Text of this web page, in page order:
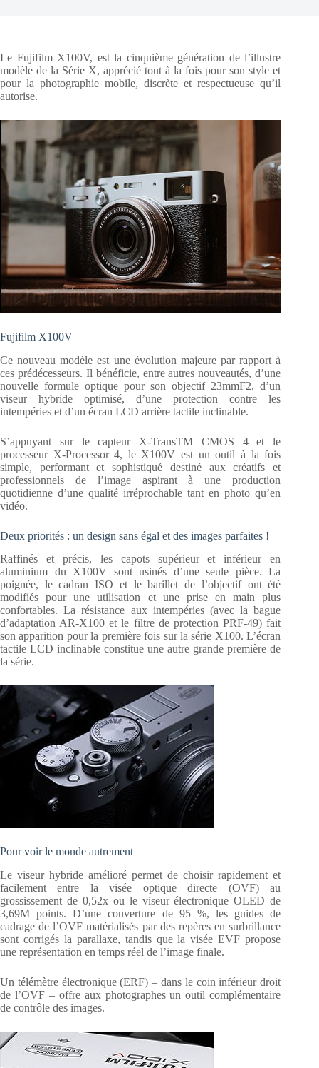
Le Fujifilm X100V, est la cinquième génération de l’illustre
modèle de la Série X, apprécié tout à la fois pour son style et
pour la photographie mobile, discrète et respectueuse qu’il
autorise.
Fujifilm X100V
Ce nouveau modèle est une évolution majeure par rapport à
ces prédécesseurs. Il bénéficie, entre autres nouveautés, d’une
nouvelle formule optique pour son objectif 23mmF2, d’un
viseur hybride optimisé, d’une protection contre les
intempéries et d’un écran LCD arrière tactile inclinable.
S’appuyant sur le capteur X-TransTM CMOS 4 et le
processeur X-Processor 4, le X100V est un outil à la fois
simple, performant et sophistiqué destiné aux créatifs et
professionnels de l’image aspirant à une production
quotidienne d’une qualité irréprochable tant en photo qu’en
vidéo.
Deux priorités : un design sans égal et des images parfaites !
Raffinés et précis, les capots supérieur et inférieur en
aluminium du X100V sont usinés d’une seule pièce. La
poignée, le cadran ISO et le barillet de l’objectif ont été
modifiés pour une utilisation et une prise en main plus
confortables. La résistance aux intempéries (avec la bague
d’adaptation AR-X100 et le filtre de protection PRF-49) fait
son apparition pour la première fois sur la série X100. L’écran
tactile LCD inclinable constitue une autre grande première de
la série.
Pour voir le monde autrement
Le viseur hybride amélioré permet de choisir rapidement et
facilement entre la visée optique directe (OVF) au
grossissement de 0,52x ou le viseur électronique OLED de
3,69M points. D’une couverture de 95 %, les guides de
cadrage de l’OVF matérialisés par des repères en surbrillance
sont corrigés la parallaxe, tandis que la visée EVF propose
une représentation en temps réel de l’image finale.
Un télémètre électronique (ERF) – dans le coin inférieur droit
de l’OVF – offre aux photographes un outil complémentaire
de contrôle des images.